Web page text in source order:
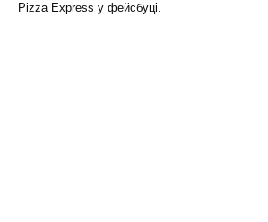
Pizza Express у фейсбуці.